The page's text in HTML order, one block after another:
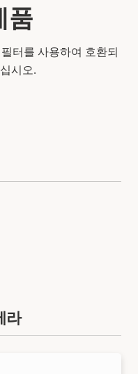
품
터를 사용하여 호환되
시오.
라